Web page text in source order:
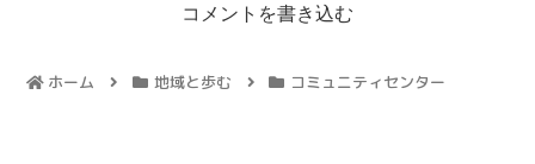
コメントを書き込む
ホーム 地域と歩む コミュニティセンター